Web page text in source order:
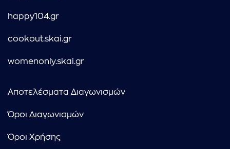
happy104.gr
cookout.skai.gr
womenonly.skai.gr
Αποτελέσματα Διαγωνισμών
Όροι Διαγωνισμών
Όροι Χρήσης